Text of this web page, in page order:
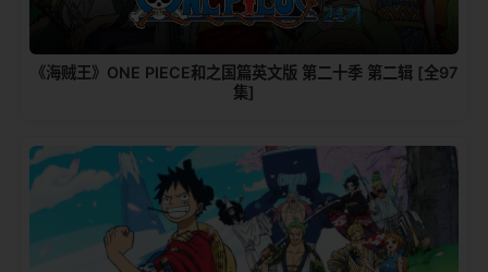
《海贼王》ONE PIECE和之国篇英文版 第二十季 第二辑 [全97
集]